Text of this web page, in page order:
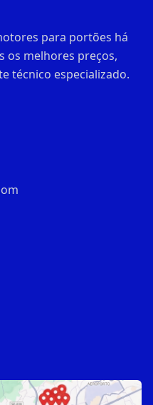
para portões há
os melhores preços,
técnico especializado.